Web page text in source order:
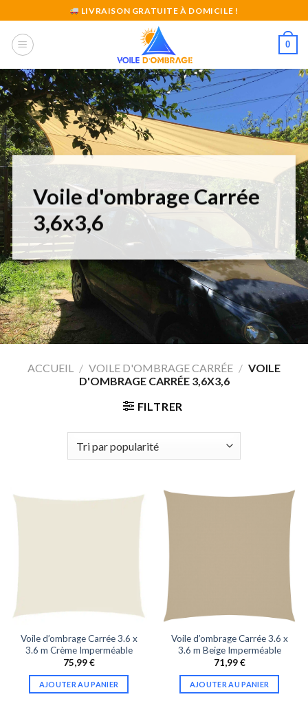
to
content
LIVRAISON GRATUITE À DOMICILE !
0
Voile d'ombrage Carrée
3,6x3,6
ACCUEIL / VOILE D'OMBRAGE CARRÉE / VOILE
D'OMBRAGE CARRÉE 3,6X3,6
FILTRER
Voile d’ombrage Carrée 3.6 x
3.6 m Crème Imperméable
75,99€
AJOUTER AU PANIER
Voile d’ombrage Carrée 3.6 x
3.6 m Beige Imperméable
71,99€
AJOUTER AU PANIER